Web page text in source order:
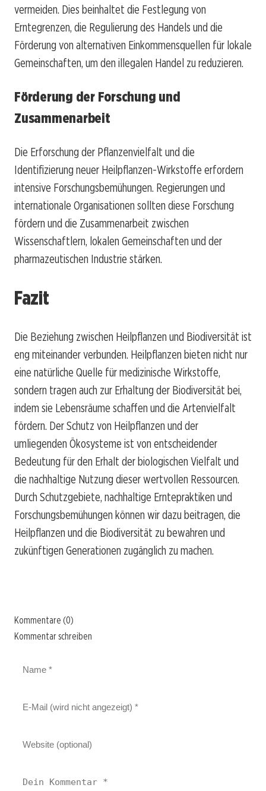
vermeiden. Dies beinhaltet die Festlegung von
Erntegrenzen, die Regulierung des Handels und die
Förderung von alternativen Einkommensquellen für lokale
Gemeinschaften, um den illegalen Handel zu reduzieren.
Förderung der Forschung und
Zusammenarbeit
Die Erforschung der Pflanzenvielfalt und die
Identifizierung neuer Heilpflanzen-Wirkstoffe erfordern
intensive Forschungsbemühungen. Regierungen und
internationale Organisationen sollten diese Forschung
fördern und die Zusammenarbeit zwischen
Wissenschaftlern, lokalen Gemeinschaften und der
pharmazeutischen Industrie stärken.
Fazit
Die Beziehung zwischen Heilpflanzen und Biodiversität ist
eng miteinander verbunden. Heilpflanzen bieten nicht nur
eine natürliche Quelle für medizinische Wirkstoffe,
sondern tragen auch zur Erhaltung der Biodiversität bei,
indem sie Lebensräume schaffen und die Artenvielfalt
fördern. Der Schutz von Heilpflanzen und der
umliegenden Ökosysteme ist von entscheidender
Bedeutung für den Erhalt der biologischen Vielfalt und
die nachhaltige Nutzung dieser wertvollen Ressourcen.
Durch Schutzgebiete, nachhaltige Erntepraktiken und
Forschungsbemühungen können wir dazu beitragen, die
Heilpflanzen und die Biodiversität zu bewahren und
zukünftigen Generationen zugänglich zu machen.
Kommentare (0)
Kommentar schreiben